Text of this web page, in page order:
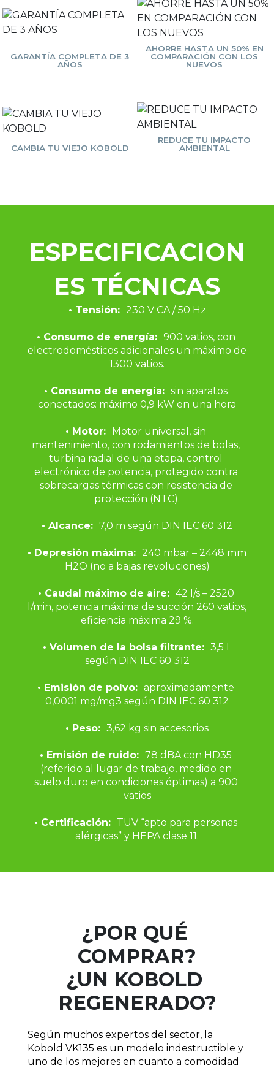
GARANTÍA COMPLETA DE 3
AÑOS
AHORRE HASTA UN 50% EN
COMPARACIÓN CON LOS
NUEVOS
CAMBIA TU VIEJO KOBOLD
REDUCE TU IMPACTO
AMBIENTAL
ESPECIFICACION
ES TÉCNICAS
• Tensión: 230 V CA / 50 Hz
• Consumo de energía: 900 vatios, con
electrodomésticos adicionales un máximo de
1300 vatios.
• Consumo de energía: sin aparatos
conectados: máximo 0,9 kW en una hora
• Motor:
Motor universal, sin
mantenimiento, con rodamientos de bolas,
turbina radial de una etapa, control
electrónico de potencia, protegido contra
sobrecargas térmicas con resistencia de
protección (NTC).
• Alcance: 7,0 m según DIN IEC 60 312
• Depresión máxima: 240 mbar – 2448 mm
H2O (no a bajas revoluciones)
• Caudal máximo de aire: 42 l/s – 2520
l/min, potencia máxima de succión 260 vatios,
eficiencia máxima 29 %.
• Volumen de la bolsa filtrante: 3,5 l
según DIN IEC 60 312
• Emisión de polvo: aproximadamente
0,0001 mg/mg3 según DIN IEC 60 312
• Peso: 3,62 kg sin accesorios
• Emisión de ruido: 78 dBA con HD35
(referido al lugar de trabajo, medido en
suelo duro en condiciones óptimas) a 900
vatios
• Certificación: TÜV “apto para personas
alérgicas” y HEPA clase 11.
¿POR QUÉ
COMPRAR?
¿UN KOBOLD
REGENERADO?
Según muchos expertos del sector, la
Kobold VK135 es un modelo indestructible y
uno de los mejores en cuanto a comodidad